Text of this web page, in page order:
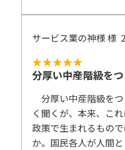
サービス業の神様 様
★★★★★
分厚い中産階級を
分厚い中産階級を
く聞くが、本来、こ
政策で生まれるもの
か。国民各人が人間